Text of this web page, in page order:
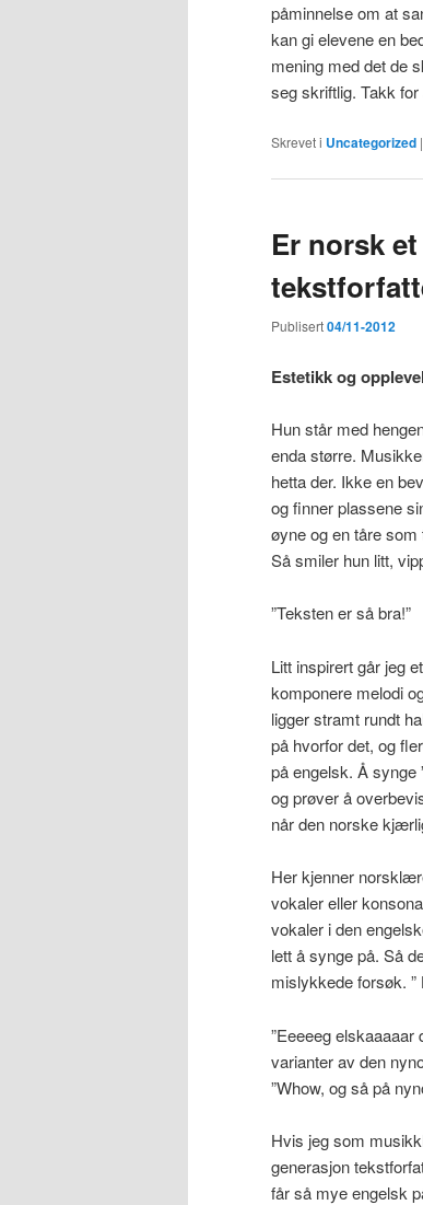
påminnelse om at
kan gi elevene en
mening med det de
seg skriftlig. Takk
Skrevet i Uncategorized |
Er norsk
Publisert04/11-2012
Estetikk og
Hun står med
enda større.
hetta der. Ikke en
og finner plassene
øyne og en tåre som
Så smiler hun litt,
”Teksten er så bra!”
Litt inspirert går jeg
komponere melodi
ligger stramt rundt
på hvorfor det, og
på engelsk. Å synge
og prøver å
når den norske
Her kjenner
vokaler eller
vokaler i den
lett å synge på. Så
mislykkede forsøk.
”Eeeeeg
varianter av den
”Whow, og så på
Hvis jeg som
generasjon
får så mye engelsk